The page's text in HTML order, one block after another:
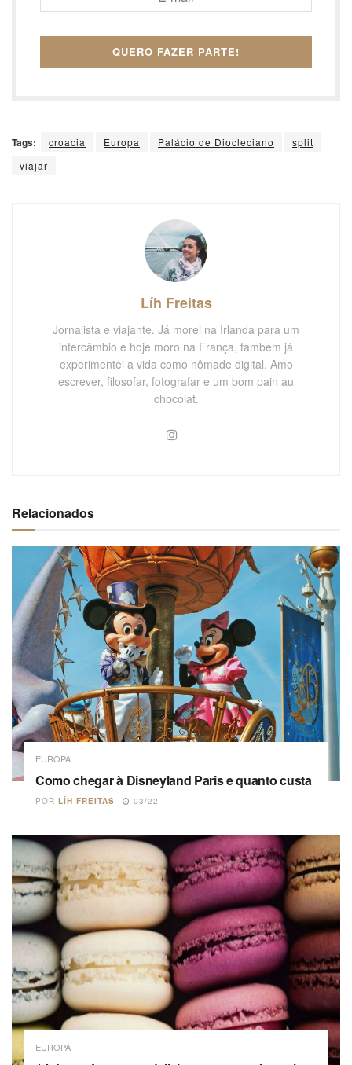
Tags: croacia Europa Palácio de Diocleciano
split
viajar
Líh Freitas
Jornalista e viajante. Já morei na Irlanda para um
intercâmbio e hoje moro na França, também já
experimentei a vida como nômade digital. Amo
escrever, filosofar, fotografar e um bom pain au
chocolat.
Relacionados
EUROPA
Como chegar à Disneyland Paris e quanto custa
POR LÍH FREITAS 03/22
EUROPA